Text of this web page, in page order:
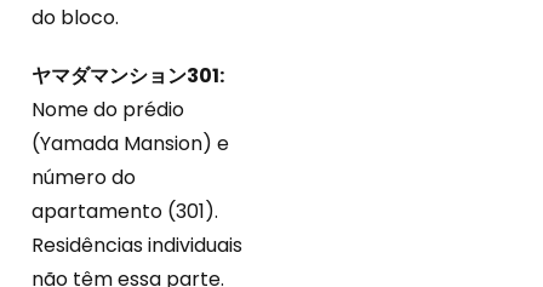
do bloco.
ヤマダマンション301:
Nome do prédio
(Yamada Mansion) e
número do
apartamento (301).
Residências individuais
não têm essa parte.